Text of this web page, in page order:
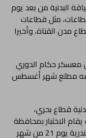
البدنية من بعد يوم
مثل قطاعات
مدن القناة، وأخيرا
معسكر حكام الدوري
مطلع شهر أغسطس
قطاع بحري،
الاختبار بمحافظة
الإسكندرية، بالتحديد باستاد جامعة الإسكندرية يوم 21 من شهر